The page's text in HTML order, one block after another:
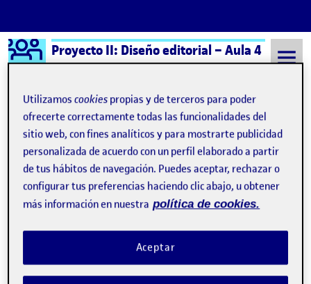
Saltar al contenido
Logo Ágora
Proyecto II: Diseño editorial – Aula 4
Semestre 20231 - Aula 4 8 Diciembre, 2023
8 Diciembre, 2023
Publicado por
Saioa Lopez Casquete
Fecha de publicación4 enero, 2024 2:34 pm
comentarioen PEC4. ¡Vamos al interior de la
Utilizamoscookies propias y de terceros para poder
ofrecerte correctamente todas las funcionalidades del
sitio web, con fines analíticos y para mostrarte publicidad
personalizada de acuerdo con un perfil elaborado a partir
de tus hábitos de navegación. Puedes aceptar, rechazar o
configurar tus preferencias haciendo clic abajo, u obtener
más información en nuestra política de cookies.
Aceptar